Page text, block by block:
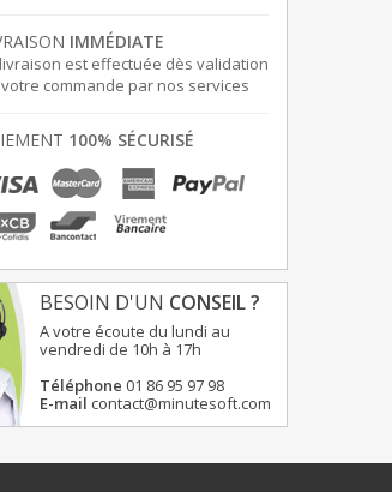
IMMÉDIATE
est effectuée dès validation
commande par nos services
100% SÉCURISÉ
BESOIN D'UN CONSEIL ?
A votre écoute du lundi au
vendredi de 10h à 17h
Téléphone 01 86 95 97 98
E-mail contact@minutesoft.com